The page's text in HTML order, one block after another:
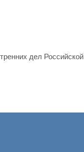
дел Российской